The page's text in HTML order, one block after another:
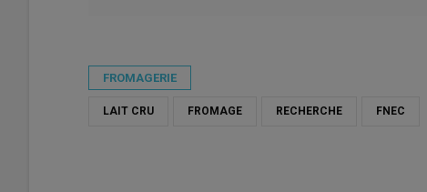
FROMAGERIE
LAIT CRU FROMAGE RECHERCHE FNEC